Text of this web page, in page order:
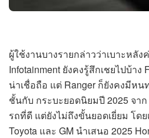
ผู้ใช้งานบางรายกล่าวว่าเบาะหลั
Infotainment ยังคงรู้สึกเชยไปบ้าง
น่าเชื่อถือ แต่ Ranger ก็ยังคงมีหน
ชั้นกับ กระบะยอดนิยมปี 2025 จาก
รถที่ดี แต่ยังไม่ถึงขั้นยอดเยี่ยม โด
Toyota และ GM นำเสนอ 2025